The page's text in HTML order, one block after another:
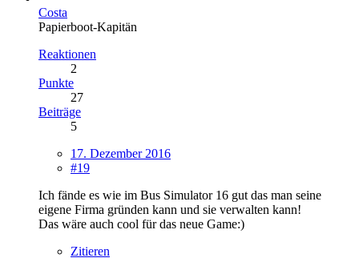
Costa
Papierboot-Kapitän
Reaktionen
2
Punkte
27
Beiträge
5
17. Dezember 2016
#19
Ich fände es wie im Bus Simulator 16 gut das man seine
eigene Firma gründen kann und sie verwalten kann!
Das wäre auch cool für das neue Game:)
Zitieren